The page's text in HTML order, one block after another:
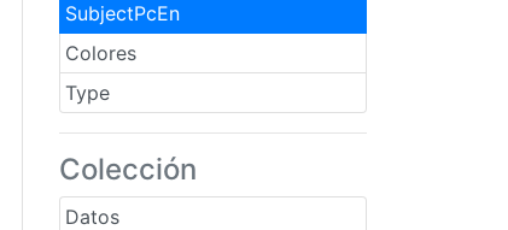
SubjectPcEn
Colores
Type
Colección
Datos